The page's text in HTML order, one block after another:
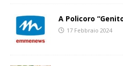
A Policoro
17 Febbraio 2024